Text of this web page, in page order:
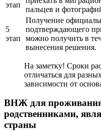
этап
пальцев и
5
этап
Получение
подтверждающего
можно получить в
вынесения решения.
На заметку! Сроки
отличаться для
зависимости от
ВНЖ для
родственниками,
страны